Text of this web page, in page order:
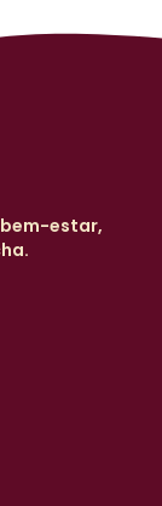
estar,